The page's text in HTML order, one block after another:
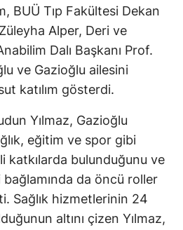
BUÜ Tıp Fakültesi Dekan
Alper, Deri ve
Dalı Başkanı Prof.
ve Gazioğlu ailesini
katılım gösterdi.
Yılmaz, Gazioğlu
eğitim ve spor gibi
katkılarda bulunduğunu ve
da öncü roller
Sağlık hizmetlerinin 24
altını çizen Yılmaz,